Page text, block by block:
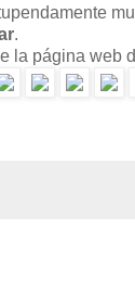
.
la página web